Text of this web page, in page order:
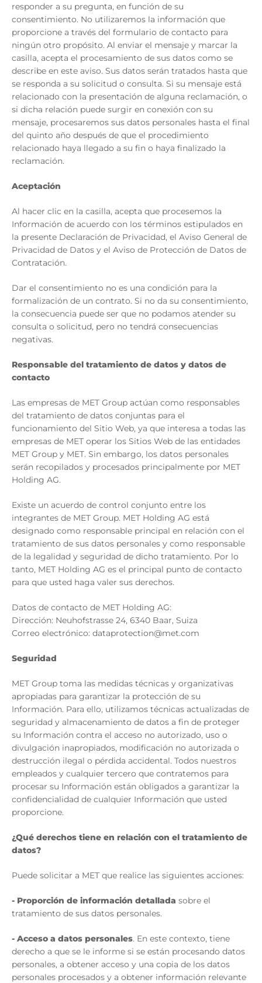
responder a su pregunta, en función de su
consentimiento. No utilizaremos la información que
proporcione a través del formulario de contacto para
ningún otro propósito. Al enviar el mensaje y marcar la
casilla, acepta el procesamiento de sus datos como se
describe en este aviso. Sus datos serán tratados hasta que
se responda a su solicitud o consulta. Si su mensaje está
relacionado con la presentación de alguna reclamación, o
si dicha relación puede surgir en conexión con su
mensaje, procesaremos sus datos personales hasta el final
del quinto año después de que el procedimiento
relacionado haya llegado a su fin o haya finalizado la
reclamación.
Aceptación
Al hacer clic en la casilla, acepta que procesemos la
Información de acuerdo con los términos estipulados en
la presente Declaración de Privacidad, el Aviso General de
Privacidad de Datos y el Aviso de Protección de Datos de
Contratación.
Dar el consentimiento no es una condición para la
formalización de un contrato. Si no da su consentimiento,
la consecuencia puede ser que no podamos atender su
consulta o solicitud, pero no tendrá consecuencias
negativas.
Responsable del tratamiento de datos y datos de
contacto
Las empresas de MET Group actúan como responsables
del tratamiento de datos conjuntas para el
funcionamiento del Sitio Web, ya que interesa a todas las
empresas de MET operar los Sitios Web de las entidades
MET Group y MET. Sin embargo, los datos personales
serán recopilados y procesados principalmente por MET
Holding AG.
Existe un acuerdo de control conjunto entre los
integrantes de MET Group. MET Holding AG está
designado como responsable principal en relación con el
tratamiento de sus datos personales y como responsable
de la legalidad y seguridad de dicho tratamiento. Por lo
tanto, MET Holding AG es el principal punto de contacto
para que usted haga valer sus derechos.
Datos de contacto de MET Holding AG:
Dirección: Neuhofstrasse 24, 6340 Baar, Suiza
Correo electrónico: dataprotection@met.com
Seguridad
MET Group toma las medidas técnicas y organizativas
apropiadas para garantizar la protección de su
Información. Para ello, utilizamos técnicas actualizadas de
seguridad y almacenamiento de datos a fin de proteger
su Información contra el acceso no autorizado, uso o
divulgación inapropiados, modificación no autorizada o
destrucción ilegal o pérdida accidental. Todos nuestros
empleados y cualquier tercero que contratemos para
procesar su Información están obligados a garantizar la
confidencialidad de cualquier Información que usted
proporcione.
¿Qué derechos tiene en relación con el tratamiento de
datos?
Puede solicitar a MET que realice las siguientes acciones:
- Proporción de información detallada sobre el
tratamiento de sus datos personales.
- Acceso a datos personales. En este contexto, tiene
derecho a que se le informe si se están procesando datos
personales, a obtener acceso y una copia de los datos
personales procesados y a obtener información relevante